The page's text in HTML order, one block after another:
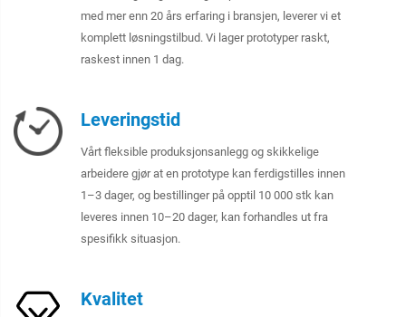
med mer enn 20 års erfaring i bransjen, leverer vi et
komplett løsningstilbud. Vi lager prototyper raskt,
raskest innen 1 dag.
Leveringstid
Vårt fleksible produksjonsanlegg og skikkelige
arbeidere gjør at en prototype kan ferdigstilles innen
1–3 dager, og bestillinger på opptil 10 000 stk kan
leveres innen 10–20 dager, kan forhandles ut fra
spesifikk situasjon.
Kvalitet